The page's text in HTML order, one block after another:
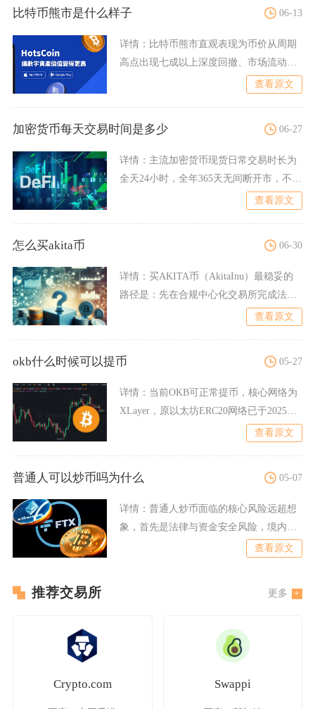
比特币熊市是什么样子 06-13
详情： 比特币熊市直观表现为币价从周期
高点出现七成以上深度回撤、市场流动性
查看原文
加密货币每天交易时间是多少 06-27
详情： 主流加密货币现货日常交易时长为
全天24小时，全年365天无间断开市，不存
查看原文
怎么买akita币 06-30
详情： 买AKITA币（AkitaInu）最稳妥的
路径是：先在合规中心化交易所完成法币
查看原文
okb什么时候可以提币 05-27
详情： 当前OKB可正常提币，核心网络为
XLayer，原以太坊ERC20网络已于2025年8
查看原文
普通人可以炒币吗为什么 05-07
详情： 普通人炒币面临的核心风险远超想
象，首先是法律与资金安全风险，境内禁
查看原文
推荐交易所 更多
Crypto.com Swappi